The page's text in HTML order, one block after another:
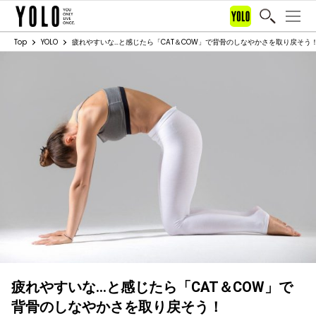
Top YOLO 疲れやすいな…と感じたら「CAT＆COW」で背骨のしなやかさを取り戻そう
疲れやすいな…と感じたら「CAT＆COW」で
背骨のしなやかさを取り戻そう！